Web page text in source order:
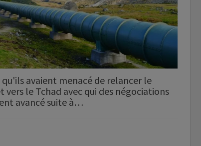
qu'ils avaient menacé de relancer le
vers le Tchad avec qui des négociations
avancé suite à…